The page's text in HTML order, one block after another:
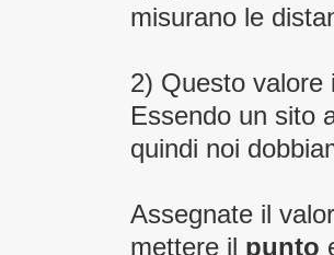
misurano le
2) Questo valore
Essendo un sito
quindi noi
Assegnate il
mettere il punto